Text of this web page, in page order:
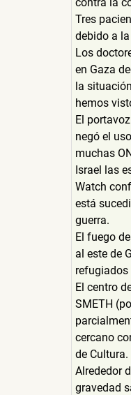
Tres
debido a
Los
en Gaza
la
hemos
El
negó el
muchas
Israel las
Watch
está
guerra.
El fuego
al este de
refugiados
El centro
SMETH
cercano
de Cultura.
Alrededor
gravedad